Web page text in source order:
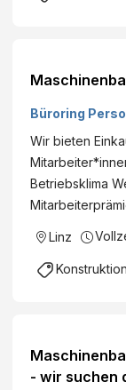
Büroring
Wir bieten
Betriebsklima
Linz
- wir suchen